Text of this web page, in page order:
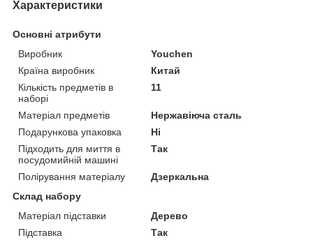
Характеристики
Основні атрибути
Виробник
Youchen
Країна виробник
Китай
Кількість предметів в
наборі
11
Матеріал предметів
Нержавіюча сталь
Подарункова упаковка
Ні
Підходить для миття в
посудомийній машині
Так
Полірування матеріалу
Дзеркальна
Склад набору
Матеріал підставки
Дерево
Підставка
Так